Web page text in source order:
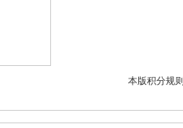
本版积分规则